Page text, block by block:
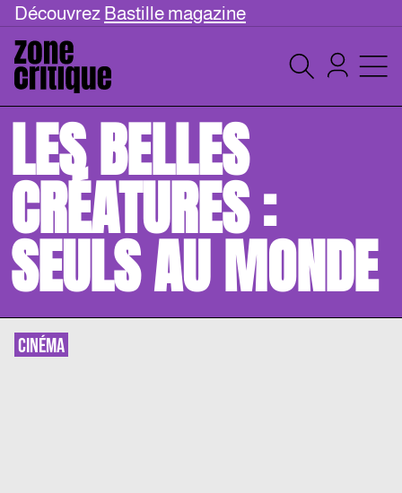
Découvrez Bastille magazine
LES BELLES
CRÉATURES :
SEULS AU MONDE
CINÉMA